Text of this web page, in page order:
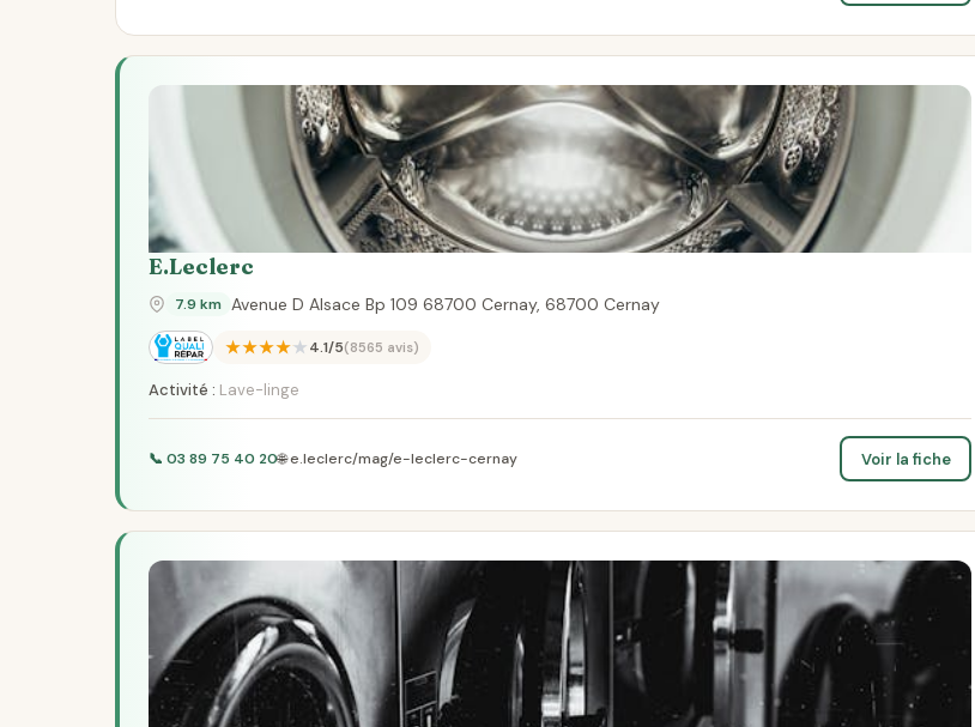
E.Leclerc
7.9 km Avenue D Alsace Bp 109 68700 Cernay, 68700 Cernay
★★★★★4.1/5(8565 avis)
Activité : Lave-linge
📞 03 89 75 40 20🌐 e.leclerc/mag/e-leclerc-cernay Voir la fiche